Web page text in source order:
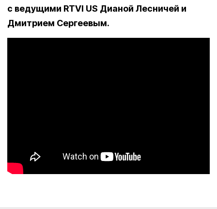
с ведущими RTVI US Дианой Лесничей и
Дмитрием Сергеевым.